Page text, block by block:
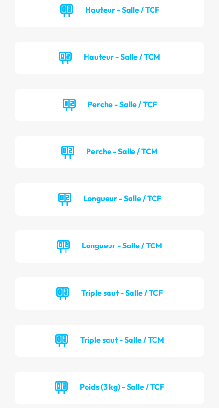
Hauteur - Salle / TCF
Hauteur - Salle / TCM
Perche - Salle / TCF
Perche - Salle / TCM
Longueur - Salle / TCF
Longueur - Salle / TCM
Triple saut - Salle / TCF
Triple saut - Salle / TCM
Poids (3 kg) - Salle / TCF